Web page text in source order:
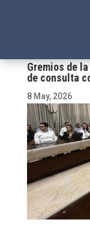
Gremios de
de consulta
8 May, 2026